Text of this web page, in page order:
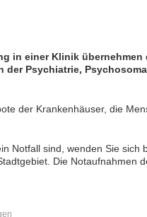
in einer Klinik übernehmen
der Psychiatrie,
der Krankenhäuser, die
Notfall sind, wenden Sie sich
Die Notaufnahmen